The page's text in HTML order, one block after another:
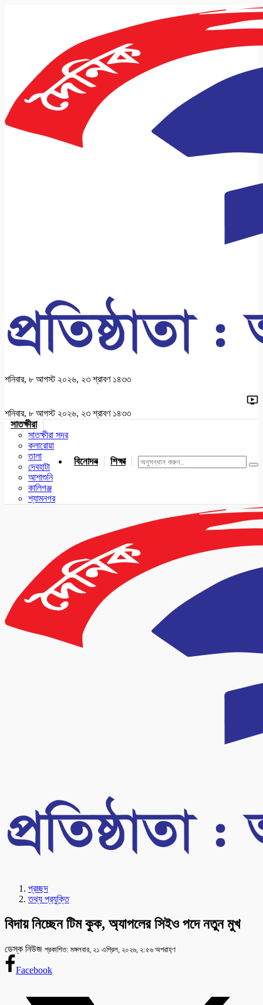
শনিবার, ৮ আগস্ট ২০২৬, ২৩ শ্রাবণ ১৪৩৩
শনিবার, ৮ আগস্ট ২০২৬, ২৩ শ্রাবণ ১৪৩৩
সাতক্ষীরা
সাতক্ষীরা সদর
কলারোয়া
তালা
দেবহাটা
আশাশুনি
কালিগঞ্জ
শ্যামনগর
বিনোদন শিক্ষা খেলাধুলা জাতীয় যশোর
প্রচ্ছদ
তথ্য প্রযুক্তি
বিদায় নিচ্ছেন টিম কুক, অ্যাপলের সিইও পদে নতুন মুখ
ডেস্ক নিউজ প্রকাশিত: মঙ্গলবার, ২১ এপ্রিল, ২০২৬, ২:৫৬ অপরাহ্ণ
Facebook